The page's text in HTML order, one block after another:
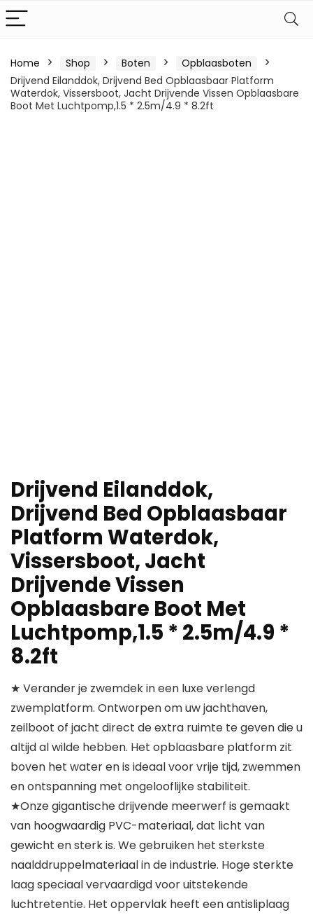
Home Shop Boten
Opblaasboten
Drijvend Eilanddok, Drijvend Bed Opblaasbaar Platform
Waterdok, Vissersboot, Jacht Drijvende Vissen Opblaasbare
Boot Met Luchtpomp,1.5 * 2.5m/4.9 * 8.2ft
Drijvend Eilanddok,
Drijvend Bed Opblaasbaar
Platform Waterdok,
Vissersboot, Jacht
Drijvende Vissen
Opblaasbare Boot Met
Luchtpomp,1.5 * 2.5m/4.9 *
8.2ft
★ Verander je zwemdek in een luxe verlengd
zwemplatform. Ontworpen om uw jachthaven,
zeilboot of jacht direct de extra ruimte te geven die u
altijd al wilde hebben. Het opblaasbare platform zit
boven het water en is ideaal voor vrije tijd, zwemmen
en ontspanning met ongelooflijke stabiliteit.
★Onze gigantische drijvende meerwerf is gemaakt
van hoogwaardig PVC-materiaal, dat licht van
gewicht en sterk is. We gebruiken het sterkste
naalddruppelmateriaal in de industrie. Hoge sterkte
laag speciaal vervaardigd voor uitstekende
luchtretentie. Het oppervlak heeft een antisliplaag